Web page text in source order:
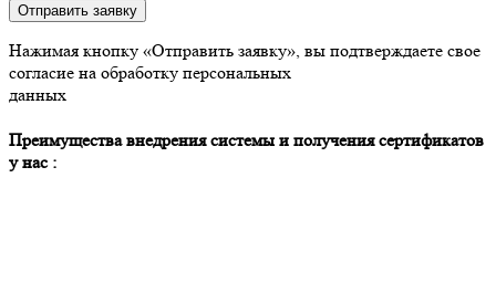
Отправить заявку
Нажимая кнопку «Отправить заявку», вы подтверждаете свое
согласие на обработку персональных
данных
Преимущества внедрения системы и получения сертификатов
у нас :